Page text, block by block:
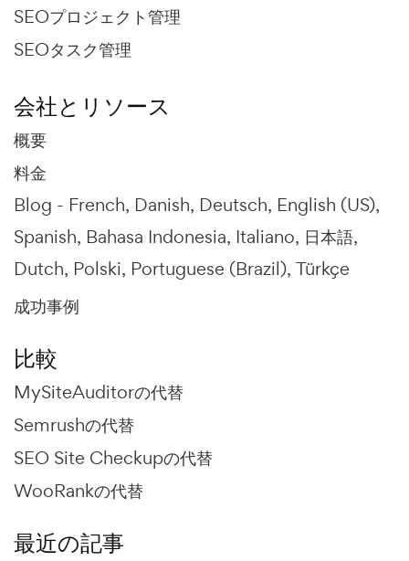
SEOプロジェクト管理
SEOタスク管理
会社とリソース
概要
料金
Blog - French Danish Deutsch English (US)
Spanish Bahasa Indonesia Italiano 日本語
Dutch Polski Portuguese (Brazil) Türkçe
成功事例
比較
MySiteAuditorの代替
Semrushの代替
SEO Site Checkupの代替
WooRankの代替
最近の記事